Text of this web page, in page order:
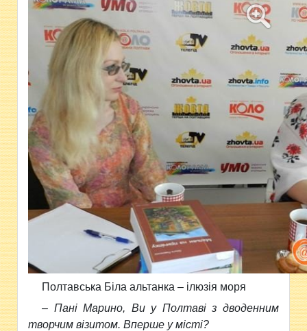
Полтавська Біла альтанка – ілюзія моря
– Пані Марино, Ви у Полтаві з дводенним
творчим візитом. Вперше у місті?